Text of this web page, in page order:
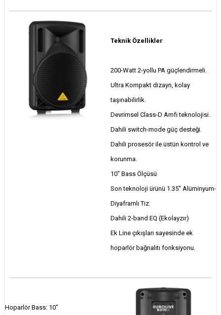
Teknik Özellikler
200-Watt 2-yollu PA güçlendirmeli.
Ultra Kompakt dizayn, kolay
taşınabilirlik.
Devrimsel Class-D Amfi teknolojisi.
Dahili switch-mode güç desteği.
Dahili prosesör ile üstün kontrol ve
korunma.
10" Bass Ölçüsü
Son teknoloji ürünü 1.35'' Alüminyum-
Diyaframlı Tiz.
Dahili 2-band EQ (Ekolayzır)
Ek Line çıkışları sayesinde ek
hoparlör bağnalıtı fonksiyonu.
Hoparlör Bass: 10"